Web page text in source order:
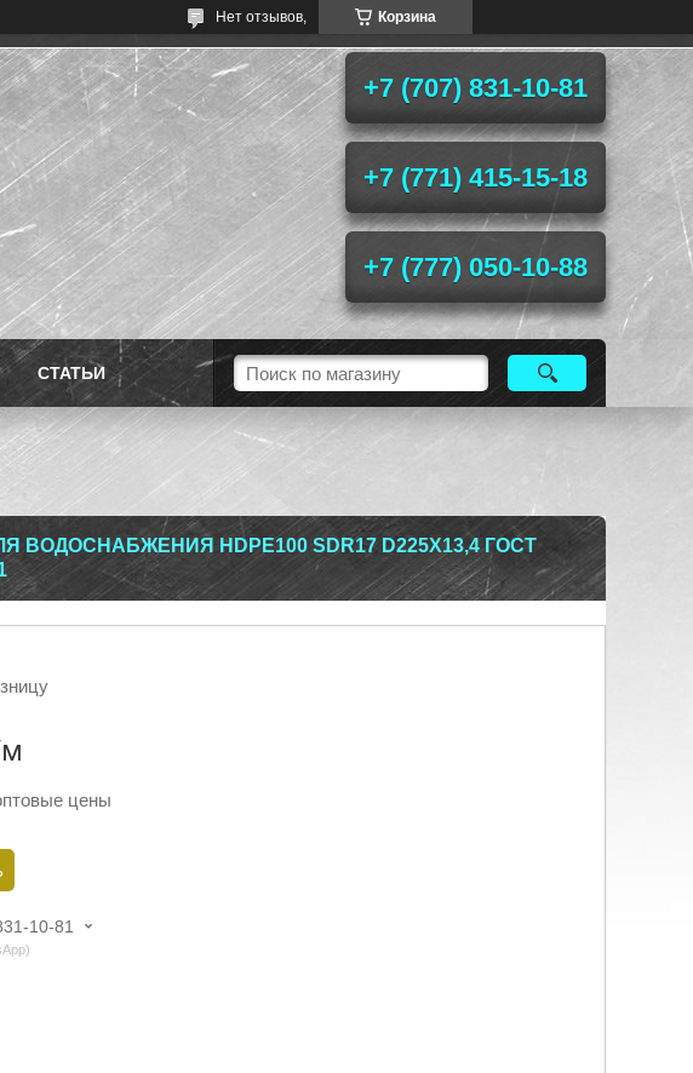
Корзина
Нет отзывов,
+7 (707) 831-10-81
+7 (771) 415-15-18
+7 (777) 050-10-88
СТАТЬИ
ВОДОСНАБЖЕНИЯ HDРЕ100 SDR17 D225Х13,4 ГОСТ
цены
10-81